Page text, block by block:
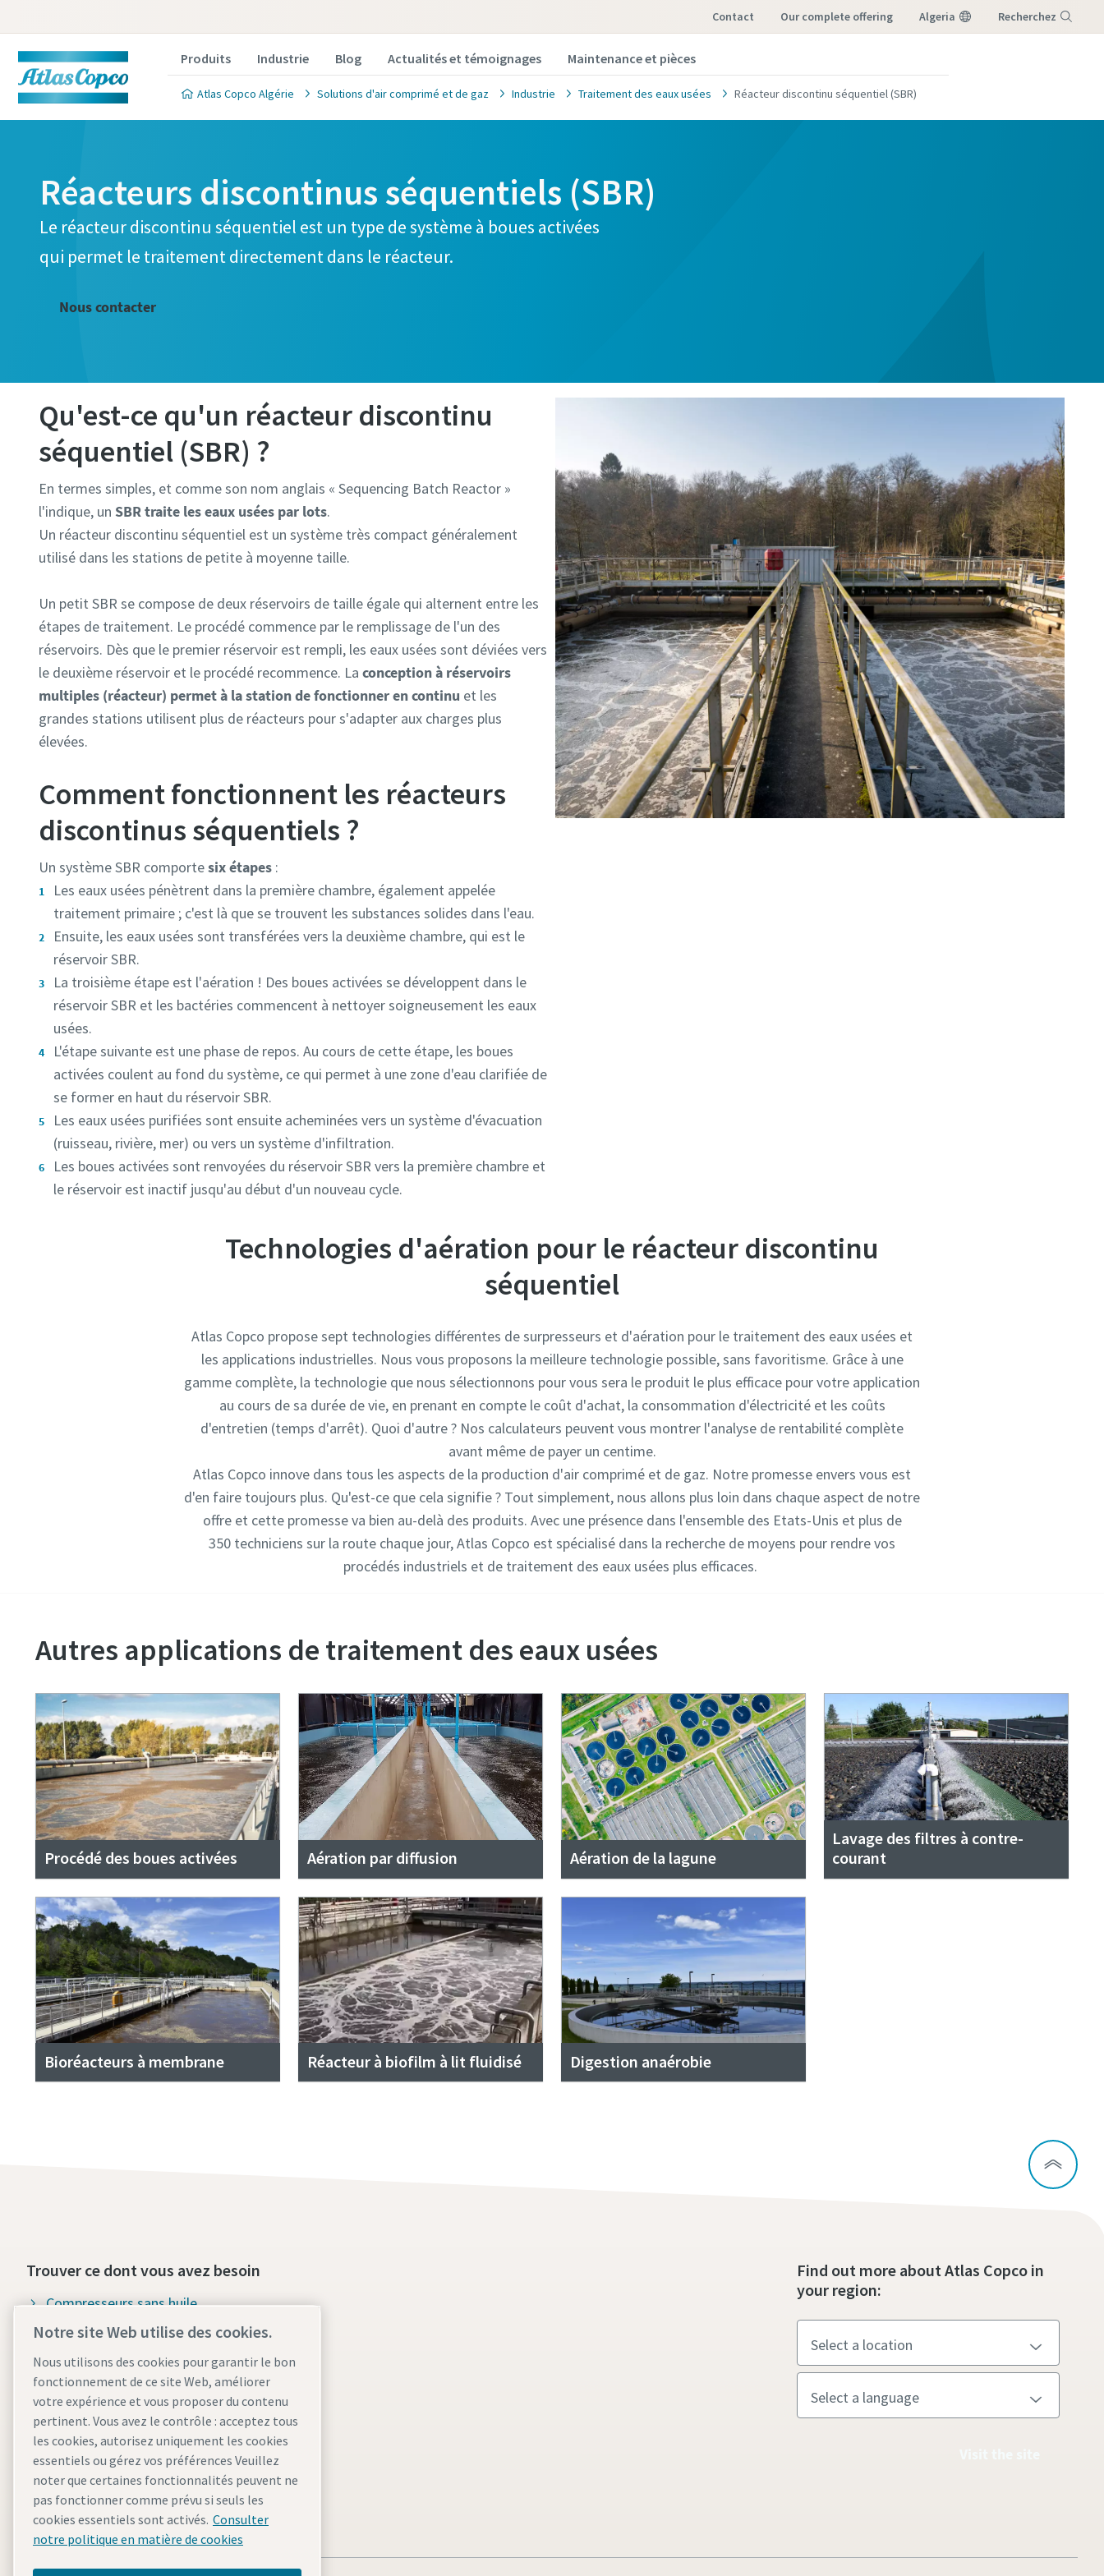
Contact our complete offering Algeria Recherchez
Produits Industrie Blog Actualités et témoignages Maintenance et pièces
Atlas Copco Algérie Solutions d'air comprimé et de gaz Industrie Traitement des eaux usées Réacteur discontinu séquentiel (SBR)
Réacteurs discontinus séquentiels (SBR)
Le réacteur discontinu séquentiel est un type de système à boues activées
qui permet le traitement directement dans le réacteur.
Nous contacter
Qu'est-ce qu'un réacteur discontinu
séquentiel (SBR) ?
En termes simples, et comme son nom anglais « Sequencing Batch Reactor »
l'indique, un SBR traite les eaux usées par lots.
Un réacteur discontinu séquentiel est un système très compact généralement
utilisé dans les stations de petite à moyenne taille.
Un petit SBR se compose de deux réservoirs de taille égale qui alternent entre les
étapes de traitement. Le procédé commence par le remplissage de l'un des
réservoirs. Dès que le premier réservoir est rempli, les eaux usées sont déviées vers
le deuxième réservoir et le procédé recommence. Laconception à réservoirs
multiples (réacteur) permet à la station de fonctionner en continu et les
grandes stations utilisent plus de réacteurs pour s'adapter aux charges plus
élevées.
Comment fonctionnent les réacteurs
discontinus séquentiels ?
Un système SBR comportesix étapes :
Les eaux usées pénètrent dans la première chambre, également appelée
traitement primaire ; c'est là que se trouvent les substances solides dans l'eau.
Ensuite, les eaux usées sont transférées vers la deuxième chambre, qui est le
réservoir SBR.
La troisième étape est l'aération ! Des boues activées se développent dans le
réservoir SBR et les bactéries commencent à nettoyer soigneusement les eaux
usées.
L'étape suivante est une phase de repos. Au cours de cette étape, les boues
activées coulent au fond du système, ce qui permet à une zone d'eau clarifiée de
se former en haut du réservoir SBR.
Les eaux usées purifiées sont ensuite acheminées vers un système d'évacuation
(ruisseau, rivière, mer) ou vers un système d'infiltration.
Les boues activées sont renvoyées du réservoir SBR vers la première chambre et
le réservoir est inactif jusqu'au début d'un nouveau cycle.
Technologies d'aération pour le réacteur discontinu
séquentiel
Atlas Copco propose sept technologies différentes de surpresseurs et d'aération pour le traitement des eaux usées et
les applications industrielles. Nous vous proposons la meilleure technologie possible, sans favoritisme. Grâce à une
gamme complète, la technologie que nous sélectionnons pour vous sera le produit le plus efficace pour votre application
au cours de sa durée de vie, en prenant en compte le coût d'achat, la consommation d'électricité et les coûts
d'entretien (temps d'arrêt). Quoi d'autre ? Nos calculateurs peuvent vous montrer l'analyse de rentabilité complète
avant même de payer un centime.
Atlas Copco innove dans tous les aspects de la production d'air comprimé et de gaz. Notre promesse envers vous est
d'en faire toujours plus. Qu'est-ce que cela signifie ? Tout simplement, nous allons plus loin dans chaque aspect de notre
offre et cette promesse va bien au-delà des produits. Avec une présence dans l'ensemble des Etats-Unis et plus de
350 techniciens sur la route chaque jour, Atlas Copco est spécialisé dans la recherche de moyens pour rendre vos
procédés industriels et de traitement des eaux usées plus efficaces.
Autres applications de traitement des eaux usées
Procédé des boues activées Aération par diffusion Aération de la lagune
Lavage des filtres à contre-
courant
Bioréacteurs à membrane Réacteur à biofilm à lit fluidisé Digestion anaérobie
Trouver ce dont vous avez besoin
Compresseurs sans huile
Compresseurs à injection d'huile
Pièces et services pour
compresseurs
Compressed Air Wiki
Blog sur les compresseurs d'air
Solutions d'air comprimé
Fiches de données de sécurité
Find out more about Atlas Copco in
your region:
Notre site Web utilise des cookies.
Nous utilisons des cookies pour garantir le bon
fonctionnement de ce site Web, améliorer
votre expérience et vous proposer du contenu
pertinent. Vous avez le contrôle : acceptez tous
les cookies, autorisez uniquement les cookies
essentiels ou gérez vos préférences Veuillez
noter que certaines fonctionnalités peuvent ne
pas fonctionner comme prévu si seuls les
cookies essentiels sont activés. Consulter
notre politique en matière de cookies